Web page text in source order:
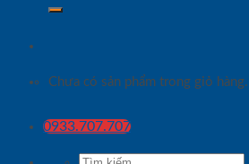
Chưa có sản phẩm trong giỏ hàng.
0933.707.707
Tìm